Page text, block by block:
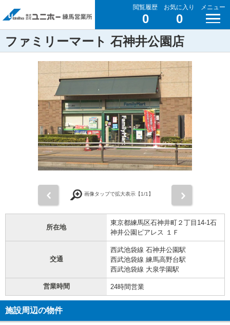
閲覧履歴
0
お気に入り
0
メニュー
ファミリーマート 石神井公園店
画像タップで拡大表示【1/1】
所在地
東京都練馬区石神井町２丁目14-1石
神井公園ピアレス １Ｆ
交通
西武池袋線 石神井公園駅
西武池袋線 練馬高野台駅
西武池袋線 大泉学園駅
営業時間 24時間営業
施設周辺の物件